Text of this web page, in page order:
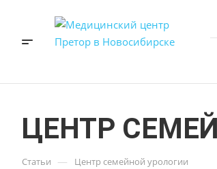
ЦЕНТР
Статьи — Центр семейной урологии